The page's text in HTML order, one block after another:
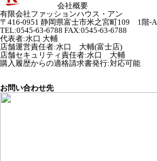
会社概要
有限会社ファッションハウス・アン
〒416-0951 静岡県富士市米之宮町109 1階-A
TEL:0545-63-6788 FAX:0545-63-6788
代表者:水口 大輔
店舗運営責任者:水口 大輔(富士店)
店舗セキュリティ責任者:水口 大輔
購入履歴からの適格請求書発行:対応可能
お問い合わせ先